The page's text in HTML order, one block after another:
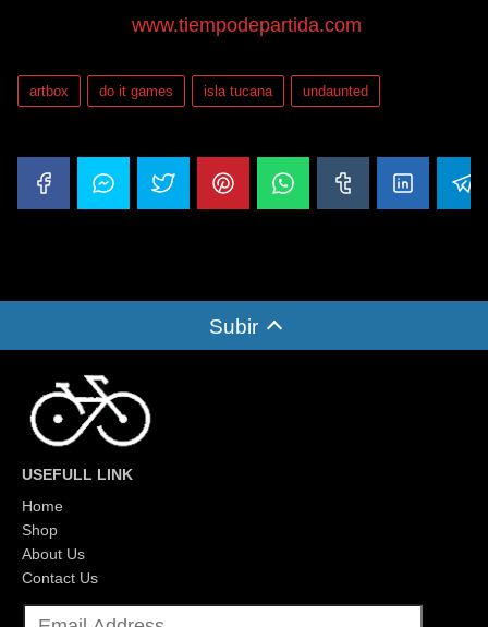
www.tiempodepartida.com
artbox do it games isla tucana undaunted
Subir
USEFULL LINK
Home
Shop
About Us
Contact Us
E